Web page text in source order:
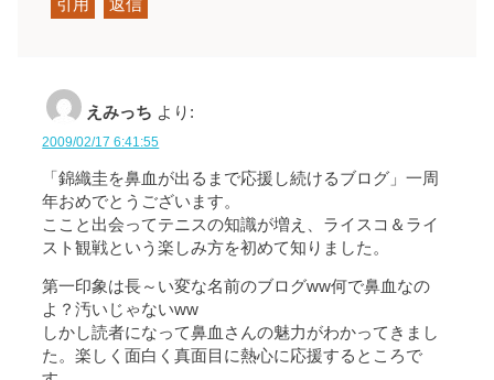
引用 返信
えみっち より:
2009/02/17 6:41:55
「錦織圭を鼻血が出るまで応援し続けるブログ」一周
年おめでとうございます。
ここと出会ってテニスの知識が増え、ライスコ＆ライ
スト観戦という楽しみ方を初めて知りました。
第一印象は長～い変な名前のブログww何で鼻血なの
よ？汚いじゃないww
しかし読者になって鼻血さんの魅力がわかってきまし
た。楽しく面白く真面目に熱心に応援するところで